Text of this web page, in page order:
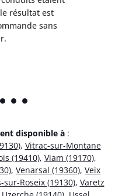
résultat est
sans
disponible à :
, Vitrac-sur-Montane
(19410), Viam (19170),
, Venarsal (19360), Veix
sur-Roseix (19130), Varetz